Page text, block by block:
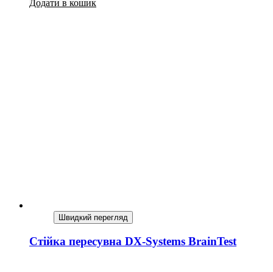
Додати в кошик
Швидкий перегляд
Стійка пересувна DX-Systems BrainTest